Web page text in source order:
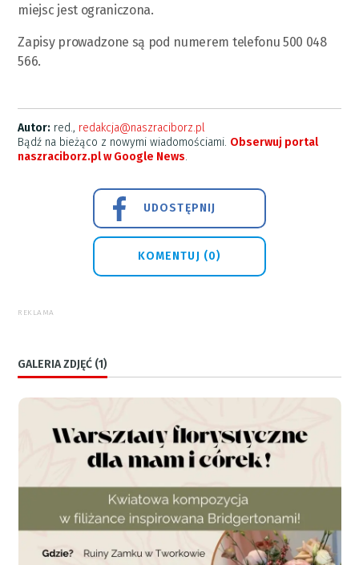
miejsc jest ograniczona.
Zapisy prowadzone są pod numerem telefonu 500 048
566.
Autor: red., redakcja@naszraciborz.pl
Bądź na bieżąco z nowymi wiadomościami. Obserwuj portal
naszraciborz.pl w Google News.
UDOSTĘPNIJ
KOMENTUJ (0)
REKLAMA
GALERIA ZDJĘĆ (1)